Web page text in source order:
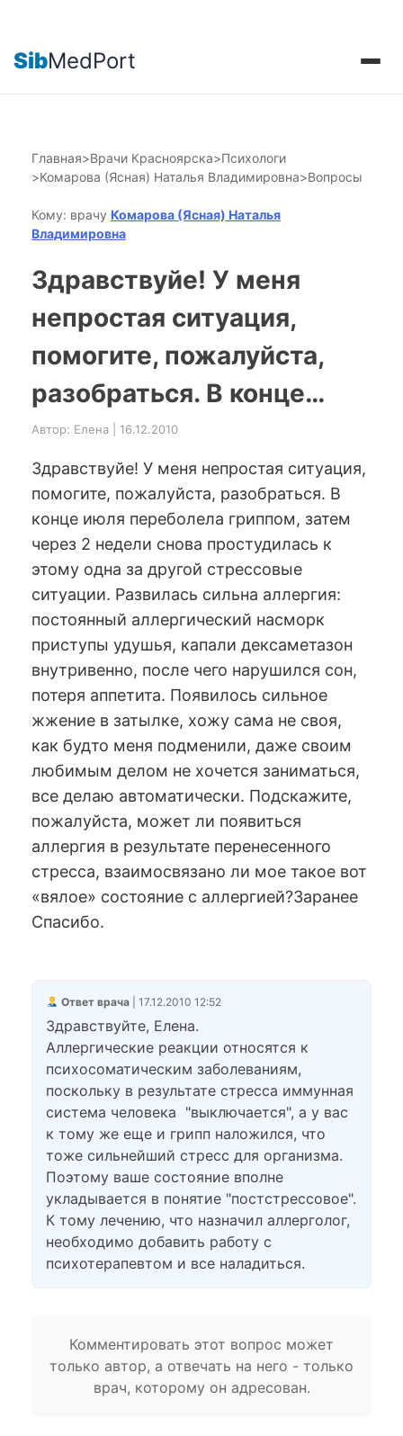
SibMedPort
Главная>Врачи Красноярска>Психологи
>Комарова (Ясная) Наталья Владимировна>Вопросы
Кому: врачу Комарова (Ясная) Наталья
Владимировна
Здравствуйе! У меня
непростая ситуация,
помогите, пожалуйста,
разобраться. В конце…
Автор: Елена | 16.12.2010
Здравствуйе! У меня непростая ситуация,
помогите, пожалуйста, разобраться. В
конце июля переболела гриппом, затем
через 2 недели снова простудилась к
этому одна за другой стрессовые
ситуации. Развилась сильна аллергия:
постоянный аллергический насморк
приступы удушья, капали дексаметазон
внутривенно, после чего нарушился сон,
потеря аппетита. Появилось сильное
жжение в затылке, хожу сама не своя,
как будто меня подменили, даже своим
любимым делом не хочется заниматься,
все делаю автоматически. Подскажите,
пожалуйста, может ли появиться
аллергия в результате перенесенного
стресса, взаимосвязано ли мое такое вот
«вялое» состояние с аллергией?Заранее
Спасибо.
Ответ врача| 17.12.2010 12:52
Здравствуйте, Елена.
Аллергические реакции относятся к
психосоматическим заболеваниям,
поскольку в результате стресса иммунная
система человека "выключается", а у вас
к тому же еще и грипп наложился, что
тоже сильнейший стресс для организма.
Поэтому ваше состояние вполне
укладывается в понятие "постстрессовое".
К тому лечению, что назначил аллерголог,
необходимо добавить работу с
психотерапевтом и все наладиться.
Комментировать этот вопрос может
только автор, а отвечать на него - только
врач, которому он адресован.